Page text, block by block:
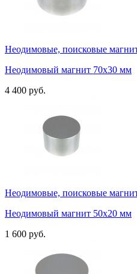
Неодимовые, поисковые
Неодимовый магнит 70х30 мм
4 400 руб.
Неодимовые, поисковые
Неодимовый магнит 50х20 мм
1 600 руб.